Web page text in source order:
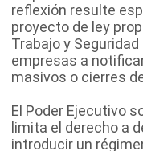
reflexión resulte
proyecto de ley
Trabajo y
empresas a
masivos o cierres
El Poder Ejecutivo
limita el derecho a
introducir un